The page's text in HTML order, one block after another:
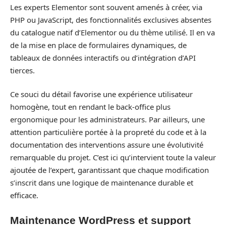
Les experts Elementor sont souvent amenés à créer, via
PHP ou JavaScript, des fonctionnalités exclusives absentes
du catalogue natif d’Elementor ou du thème utilisé. Il en va
de la mise en place de formulaires dynamiques, de
tableaux de données interactifs ou d’intégration d’API
tierces.
Ce souci du détail favorise une expérience utilisateur
homogène, tout en rendant le back-office plus
ergonomique pour les administrateurs. Par ailleurs, une
attention particulière portée à la propreté du code et à la
documentation des interventions assure une évolutivité
remarquable du projet. C’est ici qu’intervient toute la valeur
ajoutée de l’expert, garantissant que chaque modification
s’inscrit dans une logique de maintenance durable et
efficace.
Maintenance WordPress et support